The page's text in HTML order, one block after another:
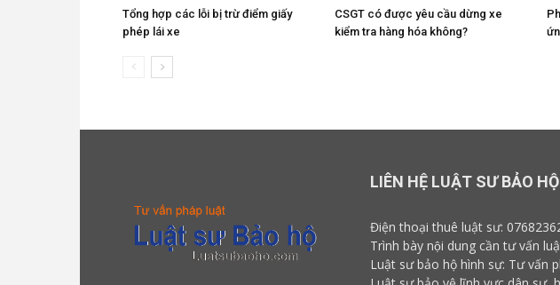
Tổng hợp các lỗi bị trừ điểm giấy
phép lái xe
CSGT có được yêu cầu dừng xe
kiểm tra hàng hóa không?
LIÊN HỆ LUẬT SƯ BẢO
Điện thoại thuê luật sư:
Trình bày nội dung cần tư vấn
Luật sư bảo hộ hình sự: Tư vấn